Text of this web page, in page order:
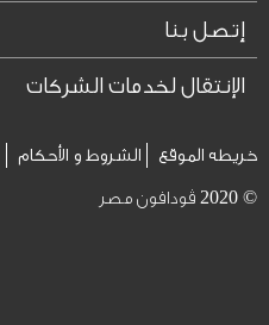
إتصل بنا
الإنتقال لخدمات الشركات
خريطه الموقع الشروط و الأحكام
© 2020 ڤودافون مصر